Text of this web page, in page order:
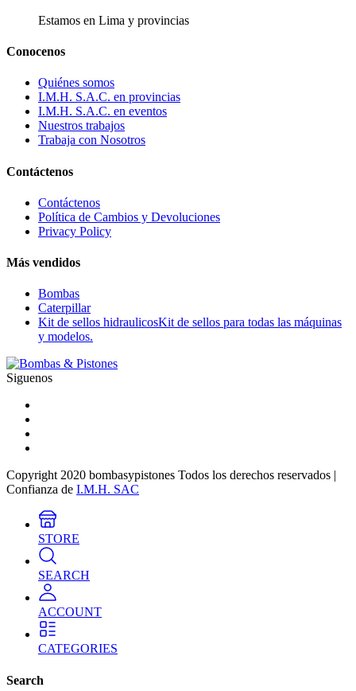
Estamos en Lima y provincias
Conocenos
Quiénes somos
I.M.H. S.A.C. en provincias
I.M.H. S.A.C. en eventos
Nuestros trabajos
Trabaja con Nosotros
Contáctenos
Contáctenos
Política de Cambios y Devoluciones
Privacy Policy
Más vendidos
Bombas
Caterpillar
Kit de sellos hidraulicosKit de sellos para todas las máquinas
y modelos.
Siguenos
Copyright 2020 bombasypistones Todos los derechos reservados |
Confianza de I.M.H. SAC
STORE
SEARCH
ACCOUNT
CATEGORIES
Search